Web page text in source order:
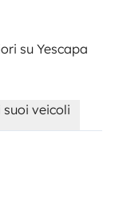
su Yescapa
suoi veicoli